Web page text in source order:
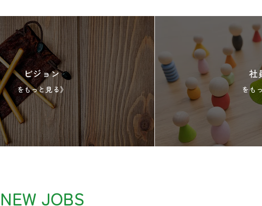
ビジョン
をもっと見る》
社
をも
NEW JOBS